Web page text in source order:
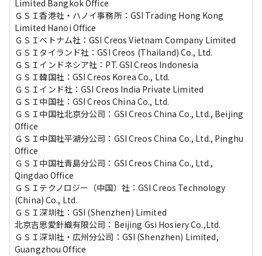
Limited Bangkok Office
ＧＳＩ香港社・ハノイ事務所：GSI Trading Hong Kong
Limited Hanoi Office
ＧＳＩベトナム社：GSI Creos Vietnam Company Limited
ＧＳＩタイランド社：GSI Creos (Thailand) Co., Ltd.
ＧＳＩインドネシア社：PT. GSI Creos Indonesia
ＧＳＩ韓国社：GSI Creos Korea Co., Ltd.
ＧＳＩインド社：GSI Creos India Private Limited
ＧＳＩ中国社：GSI Creos China Co., Ltd.
ＧＳＩ中国社北京分公司：GSI Creos China Co., Ltd., Beijing
Office
ＧＳＩ中国社平湖分公司：GSI Creos China Co., Ltd., Pinghu
Office
ＧＳＩ中国社青島分公司：GSI Creos China Co., Ltd.,
Qingdao Office
ＧＳＩテクノロジー（中国）社：GSI Creos Technology
(China) Co., Ltd.
ＧＳＩ深圳社：GSI (Shenzhen) Limited
北京吉思愛針織有限公司：Beijing Gsi Hosiery Co.,Ltd.
ＧＳＩ深圳社・広州分公司：GSI (Shenzhen) Limited,
Guangzhou Office